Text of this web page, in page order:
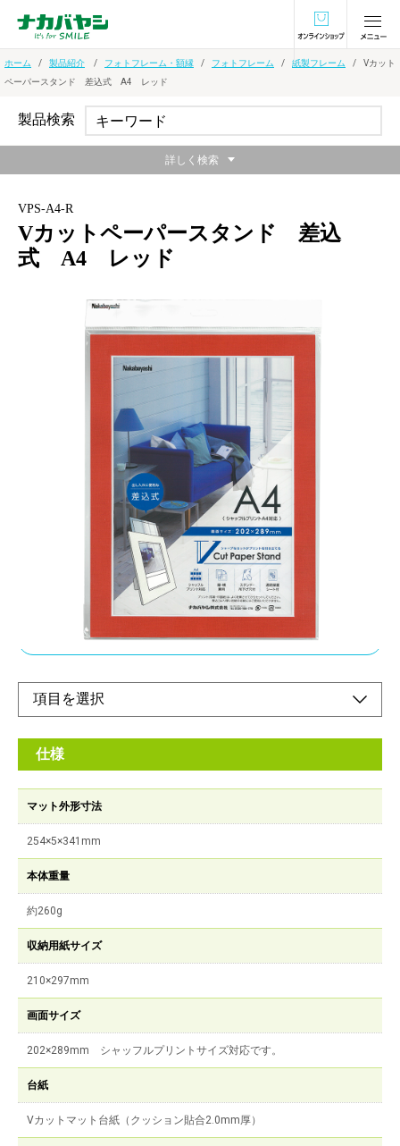
オンラインショ
ホーム 製品紹介 フォトフレーム・額縁 フォトフレーム 紙製フレーム
Vカット
ペーパースタンド 差込式 A4 レッド
VPS-A4-R
Vカットペーパースタンド 差込
式 A4 レッド
プリントの出し入れに便利な差込式を採用
メーカー希望小売価格：
差込式の為、繰り返しご使用いただけます。プリントと保護シー
トは上部スリットから出し入れします。キャンバスのような質感
でインテリアとしてもギフトとしても使いやすい風合いの紙を採
オンラインショップ
仕様
マット外形寸法
254×5×341mm
本体重量
約260g
収納用紙サイズ
210×297mm
画面サイズ
202×289mm シャッフルプリントサイズ対応です。
台紙
Vカットマット台紙（クッション貼合2.0mm厚）
製品検索
詳しく検索